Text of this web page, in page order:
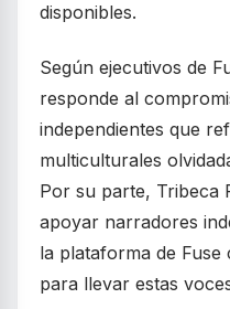
disponibles.
Según ejecutivos de
responde al
independientes que
multiculturales
Por su parte, Tribeca
apoyar narradores
la plataforma de
para llevar estas